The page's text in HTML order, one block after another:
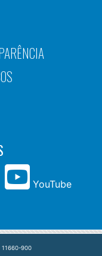
YouTube
11660-900